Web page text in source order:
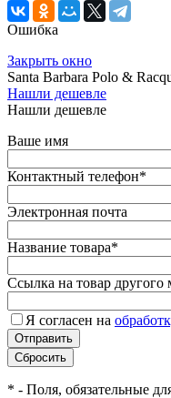
Ошибка
Закрыть окно
Santa Barbara Polo &
Нашли дешевле
Нашли дешевле
Ваше имя
Контактный телефон*
Электронная почта
Название товара*
Ссылка на товар другого
Я согласен на
* - Поля, обязательные